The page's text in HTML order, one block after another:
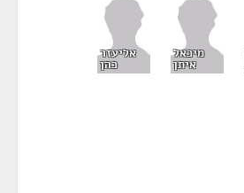
מיכאל
איתן
אליעזר
כהן